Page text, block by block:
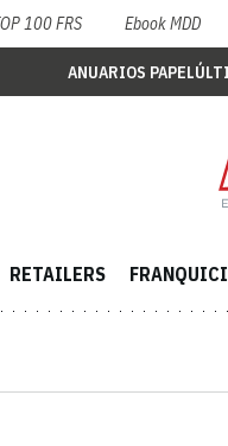
100 FRS Ebook MDD
ANUARIOS PAPEL
RETAILERS